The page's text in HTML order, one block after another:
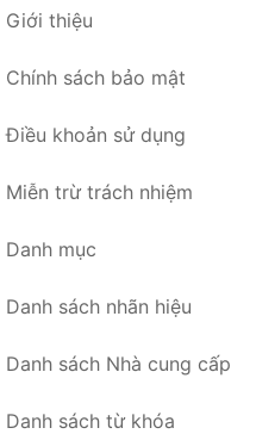
Giới thiệu
Chính sách bảo mật
Điều khoản sử dụng
Miễn trừ trách nhiệm
Danh mục
Danh sách nhãn hiệu
Danh sách Nhà cung cấp
Danh sách từ khóa